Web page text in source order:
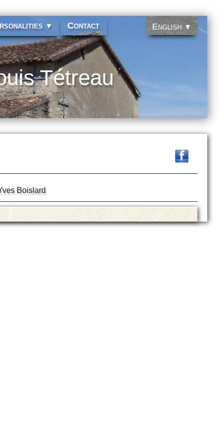
English ▼
▼ Contact
Tétreau
Boislard